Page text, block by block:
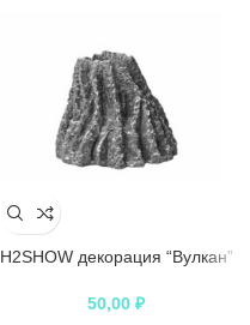
H2SHOW декорация “Вулкан”
50,00 ₽